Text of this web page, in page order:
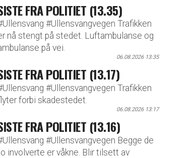
FRA POLITIET (13.35)
#Ullensvangvegen Trafikken
nå stengt på stedet. Luftambulanse og
på vei.
06.08.2026 13:35
FRA POLITIET (13.17)
#Ullensvangvegen Trafikken
forbi skadestedet.
06.08.2026 13:17
FRA POLITIET (13.16)
#Ullensvangvegen Begge de
involverte er våkne. Blir tilsett av